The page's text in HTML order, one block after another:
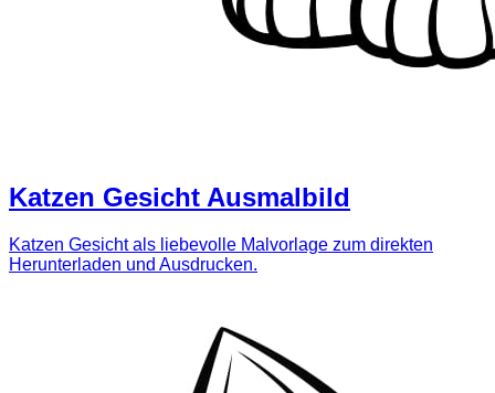
Katzen Gesicht Ausmalbild
Katzen Gesicht als liebevolle Malvorlage zum direkten
Herunterladen und Ausdrucken.